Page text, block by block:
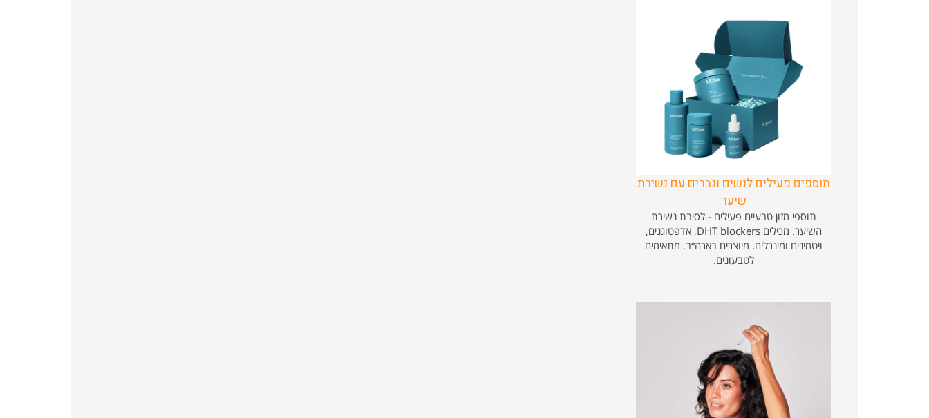
תוספים פעילים לנשים וגברים עם נשירת
שיער
תוספי מזון טבעיים פעילים - לסיבת נשירת
השיער. מכילים DHT blockers, אדפטוגנים,
ויטמינים ומינרלים. מיוצרים בארה״ב. מתאימים
לטבעונים.